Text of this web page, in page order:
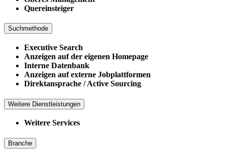
Quereinsteiger
Suchmethode
Executive Search
Anzeigen auf der eigenen Homepage
Interne Datenbank
Anzeigen auf externe Jobplattformen
Direktansprache / Active Sourcing
Weitere Dienstleistungen
Weitere Services
Branche